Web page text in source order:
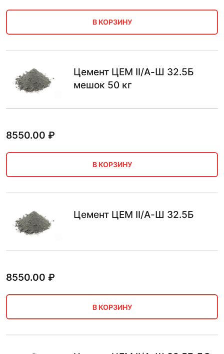
В КОРЗИНУ
Цемент ЦЕМ II/А-Ш 32.5Б
мешок 50 кг
8550.00 ₽
В КОРЗИНУ
Цемент ЦЕМ II/А-Ш 32.5Б
8550.00 ₽
В КОРЗИНУ